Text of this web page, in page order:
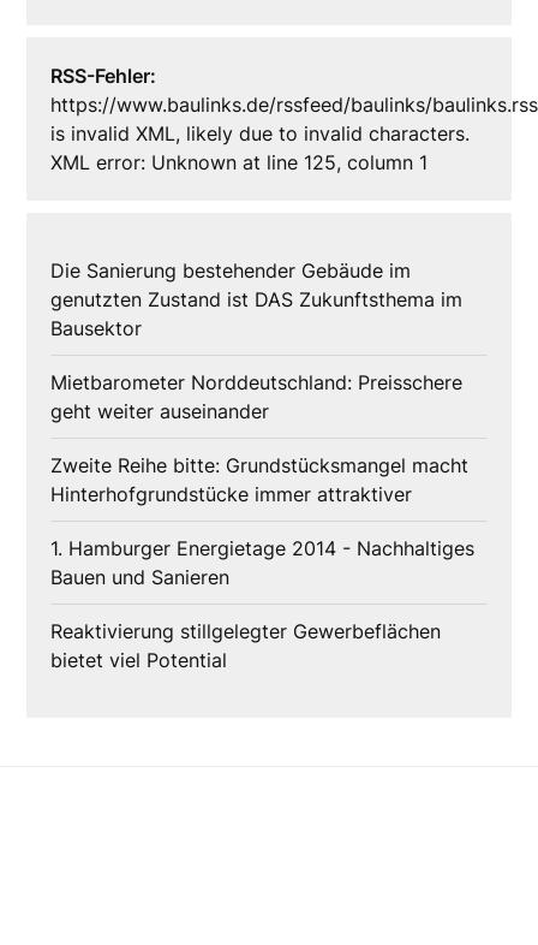
RSS-Fehler:
https://www.baulinks.de/rssfeed/baulinks/baulinks.rss
is invalid XML, likely due to invalid characters.
XML error: Unknown at line 125, column 1
Die Sanierung bestehender Gebäude im
genutzten Zustand ist DAS Zukunftsthema im
Bausektor
Mietbarometer Norddeutschland: Preisschere
geht weiter auseinander
Zweite Reihe bitte: Grundstücksmangel macht
Hinterhofgrundstücke immer attraktiver
1. Hamburger Energietage 2014 - Nachhaltiges
Bauen und Sanieren
Reaktivierung stillgelegter Gewerbeflächen
bietet viel Potential